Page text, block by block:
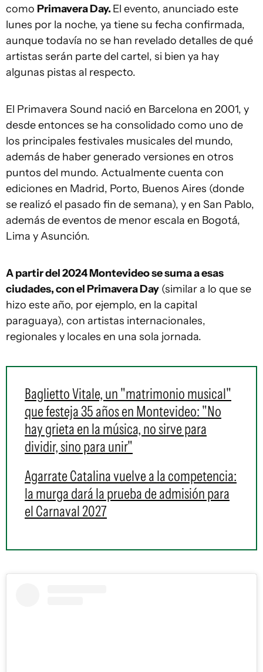
como Primavera Day. El evento, anunciado este
lunes por la noche, ya tiene su fecha confirmada,
aunque todavía no se han revelado detalles de qué
artistas serán parte del cartel, si bien ya hay
algunas pistas al respecto.
El Primavera Sound nació en Barcelona en 2001, y
desde entonces se ha consolidado como uno de
los principales festivales musicales del mundo,
además de haber generado versiones en otros
puntos del mundo. Actualmente cuenta con
ediciones en Madrid, Porto, Buenos Aires (donde
se realizó el pasado fin de semana), y en San Pablo,
además de eventos de menor escala en Bogotá,
Lima y Asunción.
A partir del 2024 Montevideo se suma a esas
ciudades, con el Primavera Day (similar a lo que se
hizo este año, por ejemplo, en la capital
paraguaya), con artistas internacionales,
regionales y locales en una sola jornada.
Baglietto Vitale, un "matrimonio musical"
que festeja 35 años en Montevideo: "No
hay grieta en la música, no sirve para
dividir, sino para unir"
Agarrate Catalina vuelve a la competencia:
la murga dará la prueba de admisión para
el Carnaval 2027